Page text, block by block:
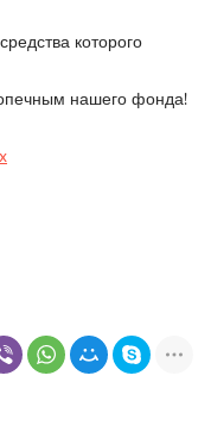
которого
нашего фонда!